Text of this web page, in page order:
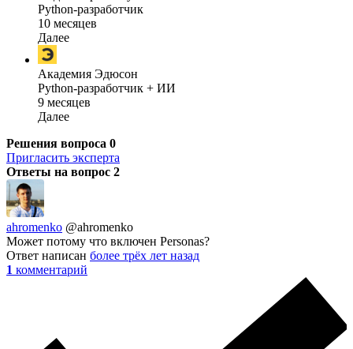
Python-разработчик
10 месяцев
Далее
Академия Эдюсон
Python-разработчик + ИИ
9 месяцев
Далее
Решения вопроса 0
Пригласить эксперта
Ответы на вопрос 2
ahromenko @ahromenko
Может потому что включен Personas?
Ответ написан более трёх лет назад
1 комментарий